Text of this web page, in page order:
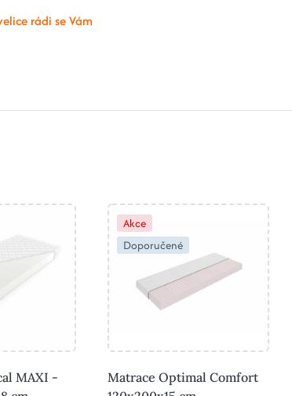
rádi se Vám
MAXI -
Akce
Doporučené
Matrace Optimal Comfort